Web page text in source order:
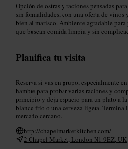
Opción de ostras y raciones pensadas
sin formalidades, con una oferta de vinos
bien al marisco. Ambiente agradable
que buscan comida limpia y sin
Planifica tu visita
Reserva si vas en grupo, especialmente
hambre para probar varias raciones y
principio y deja espacio para un plato a
blanco frío o una cerveza ligera. Termina
mercado cercano.
http://chapelmarketkitchen.com/
2 Chapel Market, London N1 9EZ, UK